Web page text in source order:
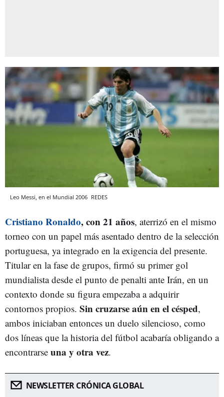
Leo Messi, en el Mundial 2006 REDES
Cristiano Ronaldo, con 21 años, aterrizó en el mismo
torneo con un papel más asentado dentro de la selección
portuguesa, ya integrado en la exigencia del presente.
Titular en la fase de grupos, firmó su primer gol
mundialista desde el punto de penalti ante Irán, en un
contexto donde su figura empezaba a adquirir
contornos propios. Sin cruzarse aún en el césped,
ambos iniciaban entonces un duelo silencioso, como
dos líneas que la historia del fútbol acabaría obligando a
encontrarse una y otra vez.
NEWSLETTER CRÓNICA GLOBAL